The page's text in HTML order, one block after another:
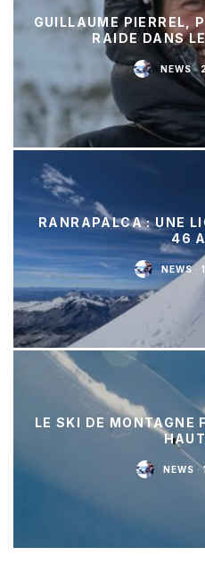
GUILLAUME PIERREL,
RAIDE DANS
NEWS ·
RANRAPALCA : UNE
46
NEWS ·
LE SKI DE MONTAGNE
NEWS ·